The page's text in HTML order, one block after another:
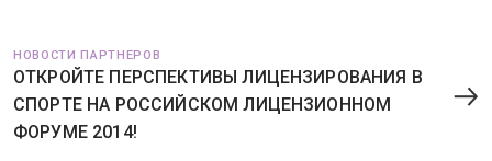
НОВОСТИ ПАРТНЕРОВ
ОТКРОЙТЕ ПЕРСПЕКТИВЫ ЛИЦЕНЗИРОВАНИЯ В
СПОРТЕ НА РОССИЙСКОМ ЛИЦЕНЗИОННОМ
ФОРУМЕ 2014!